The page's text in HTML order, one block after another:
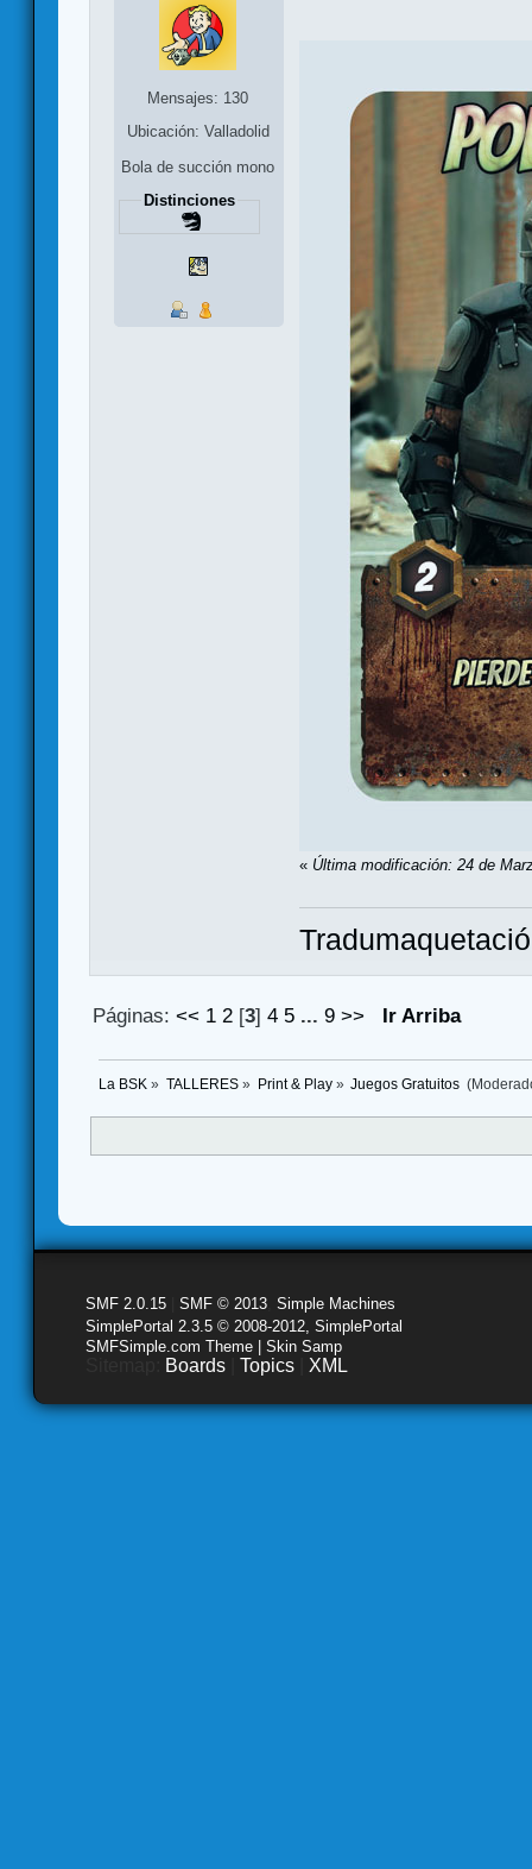
Mensajes: 130
Ubicación: Valladolid
Bola de succión mono
Distinciones
« Última modificación: 24 de
Páginas:<< 1 2 [3]4 5 ...9 >> Ir Arriba
La BSK » TALLERES» Print & Play» Juegos Gratuitos
SMF 2.0.15 SMF © 2013 Simple Machines
SimplePortal 2.3.5 © 2008-2012, SimplePortal
SMFSimple.com Theme | Skin Samp
Boards Topics XML